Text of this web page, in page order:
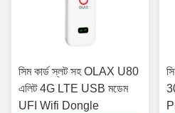
সিম কার্ড স্লট সহ OLAX U80
এলিট 4G LTE USB মডেম
UFI Wifi Dongle